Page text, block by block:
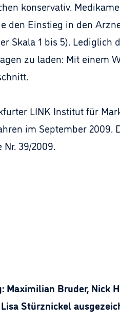
konservativ.
den Einstieg in den
Skala 1 bis 5). Lediglich
zu laden: Mit einem
LINK Institut für
im September 2009.
39/2009.
Maximilian Bruder, Nick
Stürznickel